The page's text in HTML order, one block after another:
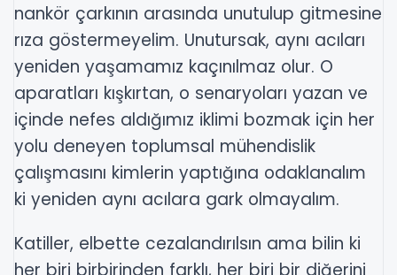
nankör çarkının arasında unutulup gitmesine
rıza göstermeyelim. Unutursak, aynı acıları
yeniden yaşamamız kaçınılmaz olur. O
aparatları kışkırtan, o senaryoları yazan ve
içinde nefes aldığımız iklimi bozmak için her
yolu deneyen toplumsal mühendislik
çalışmasını kimlerin yaptığına odaklanalım
ki yeniden aynı acılara gark olmayalım.
Katiller, elbette cezalandırılsın ama bilin ki
her biri birbirinden farklı, her biri bir diğerini